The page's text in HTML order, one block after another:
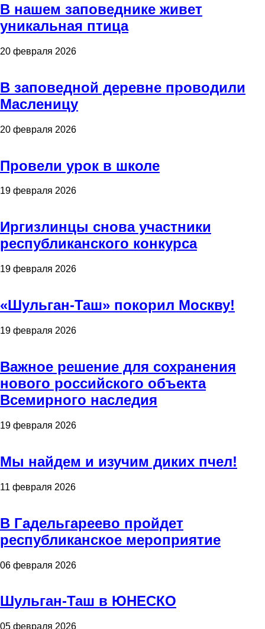
В нашем заповеднике живет
уникальная птица
20 февраля 2026
В заповедной деревне проводили
Масленицу
20 февраля 2026
Провели урок в школе
19 февраля 2026
Иргизлинцы снова участники
республиканского конкурса
19 февраля 2026
«Шульган-Таш» покорил Москву!
19 февраля 2026
Важное решение для сохранения
нового российского объекта
Всемирного наследия
19 февраля 2026
Мы найдем и изучим диких пчел!
11 февраля 2026
В Гадельгареево пройдет
республиканское мероприятие
06 февраля 2026
Шульган-Таш в ЮНЕСКО
05 февраля 2026